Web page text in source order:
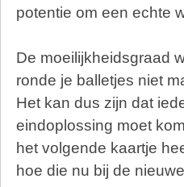
potentie om een echte
De moeilijkheidsgraad
ronde je balletjes niet
Het kan dus zijn dat
eindoplossing moet
het volgende kaartje
hoe die nu bij de